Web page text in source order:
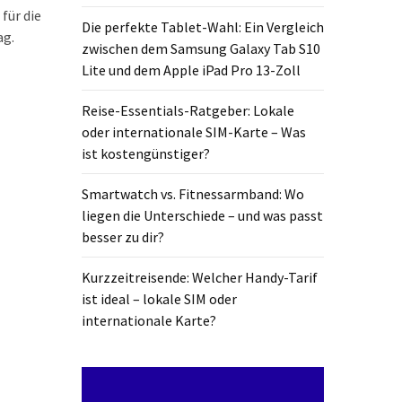
die
Die perfekte Tablet-Wahl: Ein Vergleich
zwischen dem Samsung Galaxy Tab S10
Lite und dem Apple iPad Pro 13-Zoll
Reise-Essentials-Ratgeber: Lokale
oder internationale SIM-Karte – Was
ist kostengünstiger?
Smartwatch vs. Fitnessarmband: Wo
liegen die Unterschiede – und was passt
besser zu dir?
Kurzzeitreisende: Welcher Handy-Tarif
ist ideal – lokale SIM oder
internationale Karte?